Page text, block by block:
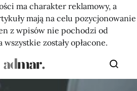
ma charakter reklamowy, a
mają na celu pozycjonowanie
z wpisów nie pochodzi od
zostały opłacone.